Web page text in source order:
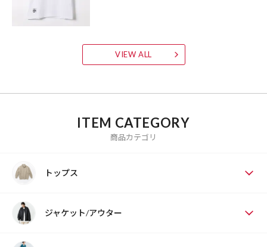
VIEW ALL
ITEM CATEGORY
商品カテゴリ
トップス
ジャケット/アウター